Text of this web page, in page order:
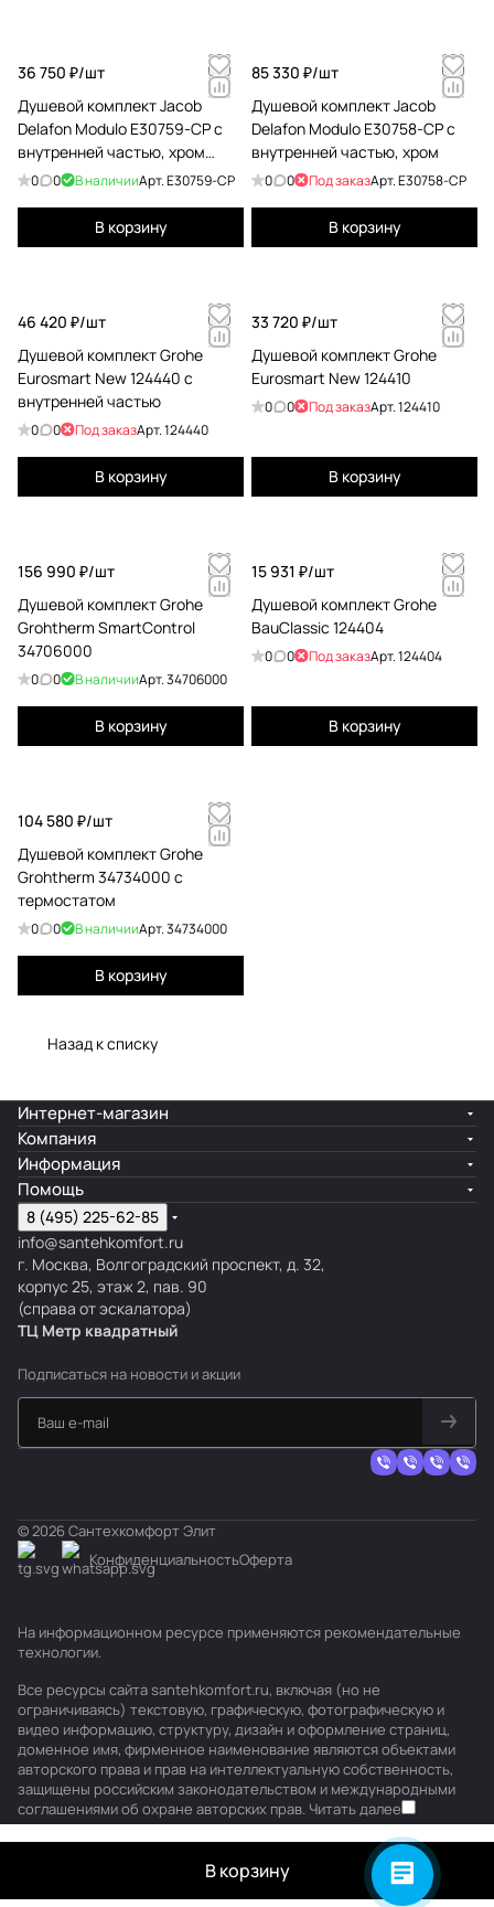
36 750 ₽/шт
Душевой комплект Jacob
Delafon Modulo E30759-CP с
внутренней частью, хром
хром
0 0 В наличииАрт.E30759-CP
В корзину
85 330 ₽/шт
Душевой комплект Jacob
Delafon Modulo E30758-CP с
внутренней частью, хром
0 0 Под заказАрт.E30758-CP
В корзину
46 420 ₽/шт
Душевой комплект Grohe
Eurosmart New 124440 с
внутренней частью
0 0 Под заказАрт.124440
В корзину
33 720 ₽/шт
Душевой комплект Grohe
Eurosmart New 124410
0 0 Под заказАрт.124410
В корзину
156 990 ₽/шт
Душевой комплект Grohe
Grohtherm SmartControl
34706000
0 0 В наличииАрт.34706000
В корзину
15 931 ₽/шт
Душевой комплект Grohe
BauClassic 124404
0 0 Под заказАрт.124404
В корзину
104 580 ₽/шт
Душевой комплект Grohe
Grohtherm 34734000 с
термостатом
0 0 В наличииАрт.34734000
В корзину
Назад к списку
В корзину
Интернет-магазин
Компания
Информация
Помощь
8 (495) 225-62-85
info@santehkomfort.ru
г. Москва, Волгоградский проспект, д. 32,
корпус 25, этаж 2, пав. 90
(справа от эскалатора)
ТЦ Метр квадратный
Подписаться на новости и акции
© 2026 Сантехкомфорт Элит
КонфиденциальностьОферта
На информационном ресурсе применяются рекомендательные
технологии.
Все ресурсы сайта santehkomfort.ru, включая (но не
ограничиваясь) текстовую, графическую, фотографическую и
видео информацию, структуру, дизайн и оформление страниц,
доменное имя, фирменное наименование являются объектами
авторского права и прав на интеллектуальную собственность,
защищены российским законодательством и международными
соглашениями об охране авторских прав. Читать далее